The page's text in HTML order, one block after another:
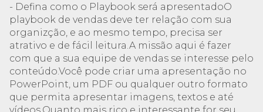
- Defina como o Playbook será apresentadoO
playbook de vendas deve ter relação com sua
organizção, e ao mesmo tempo, precisa ser
atrativo e de fácil leitura.A missão aqui é fazer
com que a sua equipe de vendas se interesse pelo
conteúdo.Você pode criar uma apresentação no
PowerPoint, um PDF ou qualquer outro formato
que permita apresentar imagens, textos e até